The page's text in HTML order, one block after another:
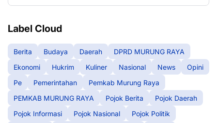
Label Cloud
Berita Budaya Daerah
DPRD MURUNG RAYA
Ekonomi
Hukrim Kuliner Nasional News
Opini
Pe
Pemerintahan
Pemkab Murung Raya
PEMKAB MURUNG RAYA
Pojok Berita
Pojok Daerah
Pojok Informasi
Pojok Nasional
Pojok Politik